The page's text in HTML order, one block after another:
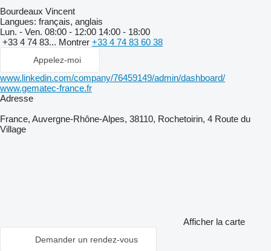
Bourdeaux Vincent
Langues: français, anglais
Lun. - Ven. 08:00 - 12:00 14:00 - 18:00
+33 4 74 83... Montrer +33 4 74 83 60 38
Appelez-moi
www.linkedin.com/company/76459149/admin/dashboard/
www.gematec-france.fr
Adresse
France, Auvergne-Rhône-Alpes, 38110, Rochetoirin, 4 Route du
Village
Afficher la carte
Demander un rendez-vous